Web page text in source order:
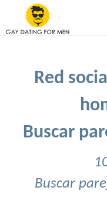
Red
Buscar
Buscar